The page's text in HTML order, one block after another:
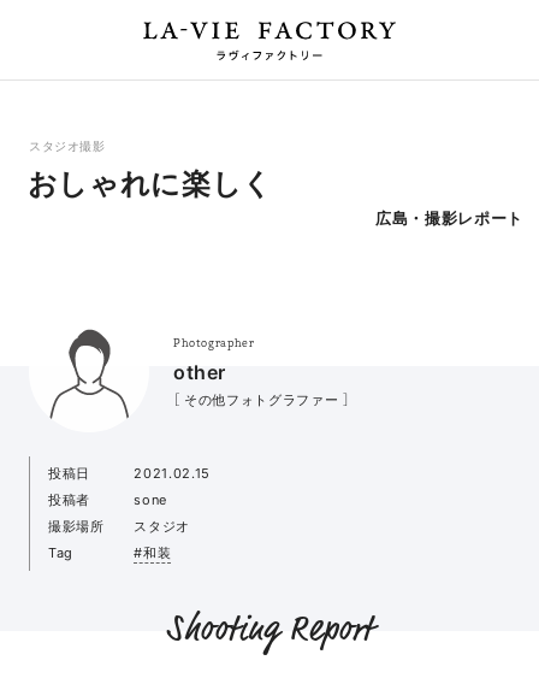
スタジオ撮影
おしゃれに楽しく
広島・撮影レポート
Photographer
other
［ その他フォトグラファー ］
投稿日
2021.02.15
投稿者
sone
撮影場所
スタジオ
Tag
#和装
Shooting Report